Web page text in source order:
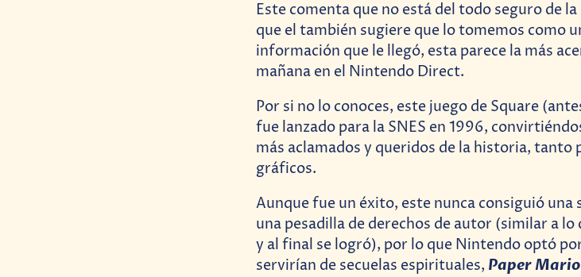
Este comenta que no está del todo seguro de
que el también sugiere que lo tomemos como
información que le llegó, esta parece la más
mañana en el Nintendo Direct.
Por si no lo conoces, este juego de Square
fue lanzado para la SNES en 1996,
más aclamados y queridos de la historia, tanto
gráficos.
Aunque fue un éxito, este nunca consiguió
una pesadilla de derechos de autor (similar a lo
y al final se logró), por lo que Nintendo optó
servirían de secuelas espirituales, Paper Mario